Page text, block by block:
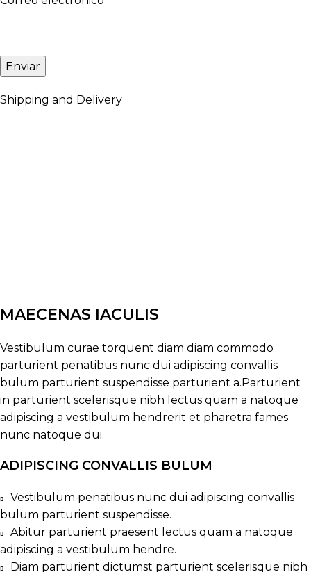
Shipping and Delivery
MAECENAS IACULIS
Vestibulum curae torquent diam diam commodo
parturient penatibus nunc dui adipiscing convallis
bulum parturient suspendisse parturient a.Parturient
in parturient scelerisque nibh lectus quam a natoque
adipiscing a vestibulum hendrerit et pharetra fames
nunc natoque dui.
ADIPISCING CONVALLIS BULUM
Vestibulum penatibus nunc dui adipiscing convallis
bulum parturient suspendisse.
Abitur parturient praesent lectus quam a natoque
adipiscing a vestibulum hendre.
Diam parturient dictumst parturient scelerisque nibh